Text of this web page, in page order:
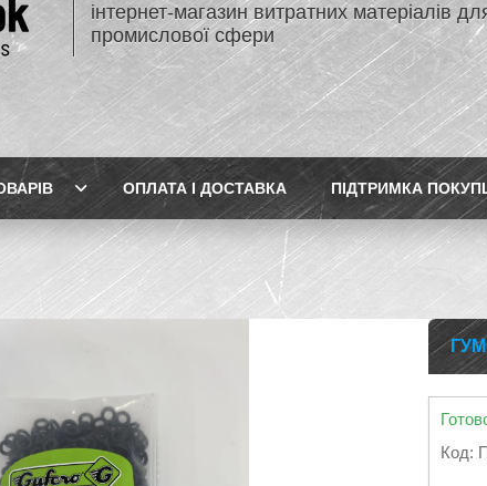
інтернет-магазин витратних матеріалів
промислової сфери
ОПЛАТА І ДОСТАВКА ПІДТРИМКА
Код: